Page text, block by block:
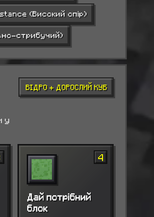
(Високий опір)
стрибучий)
у
ВІДРО + ДОРОСЛИЙ КУБ
4
Дай потрібний
блок